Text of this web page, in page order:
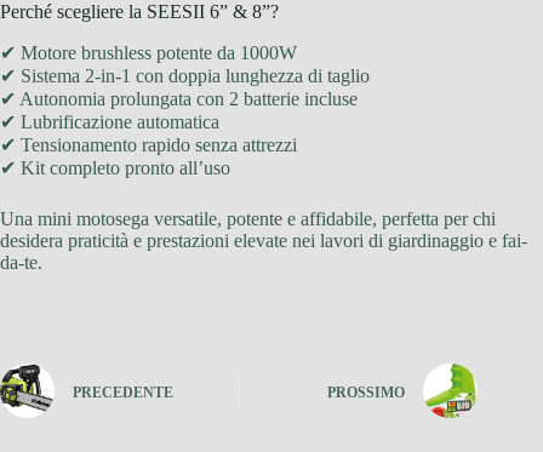
Perché scegliere la SEESII 6” & 8”?
✔ Motore brushless potente da 1000W
✔ Sistema 2-in-1 con doppia lunghezza di taglio
✔ Autonomia prolungata con 2 batterie incluse
✔ Lubrificazione automatica
✔ Tensionamento rapido senza attrezzi
✔ Kit completo pronto all’uso
Una mini motosega versatile, potente e affidabile, perfetta per chi
desidera praticità e prestazioni elevate nei lavori di giardinaggio e fai-
da-te.
PRECEDENTE PROSSIMO